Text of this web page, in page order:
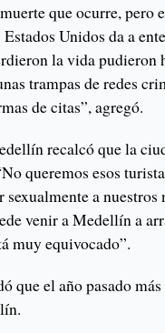
que ocurre, pero
Unidos da a
la vida pudieron
trampas de redes
de citas”, agregó.
recalcó que la
queremos esos
sexualmente a
venir a Medellín a
muy equivocado”.
que el año pasado